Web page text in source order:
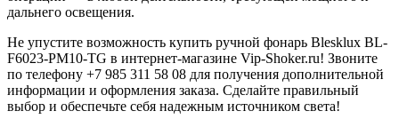
дальнего освещения.
Не упустите возможность купить ручной фонарь Blesklux BL-
F6023-PM10-TG в интернет-магазине Vip-Shoker.ru! Звоните
по телефону +7 985 311 58 08 для получения дополнительной
информации и оформления заказа. Сделайте правильный
выбор и обеспечьте себя надежным источником света!